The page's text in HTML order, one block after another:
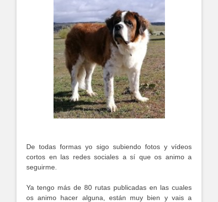
De todas formas yo sigo subiendo fotos y vídeos
cortos en las redes sociales a sí que os animo a
seguirme.
Ya tengo más de 80 rutas publicadas en las cuales
os animo hacer alguna, están muy bien y vais a